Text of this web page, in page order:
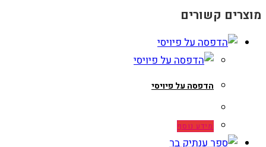
מוצרים קשורים
הדפסה על פיויסי
מידע נוסף